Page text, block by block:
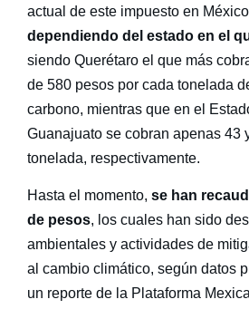
actual de este impuesto en México
dependiendo del estado en el
siendo Querétaro el que más
de 580 pesos por cada tonelada
carbono, mientras que en el
Guanajuato se cobran apenas 43
tonelada, respectivamente.
Hasta el momento, se han
de pesos, los cuales han sido
ambientales y actividades de
al cambio climático, según datos
un reporte de la Plataforma